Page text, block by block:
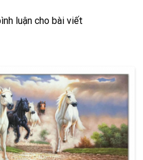
luận cho bài viết